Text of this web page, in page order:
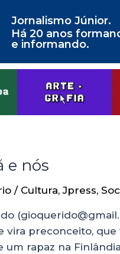
Jornalismo Júnior.
Há 20 anos
e informando.
e nós
/ Cultura,Jpress,
vira preconceito, que
um rapaz na